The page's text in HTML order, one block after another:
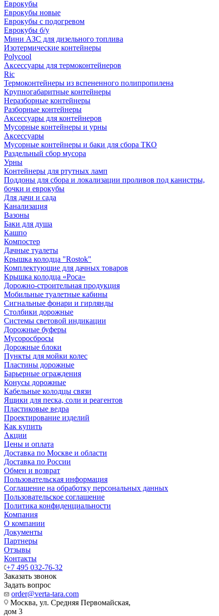
Еврокубы
Еврокубы новые
Еврокубы с подогревом
Еврокубы б/у
Мини АЗС для дизельного топлива
Изотермические контейнеры
Polycool
Аксессуары для термоконтейнеров
Ric
Термоконтейнеры из вспененного полипропилена
Крупногабаритные контейнеры
Неразборные контейнеры
Разборные контейнеры
Аксессуары для контейнеров
Мусорные контейнеры и урны
Аксессуары
Мусорные контейнеры и баки для сбора ТКО
Раздельный сбор мусора
Урны
Контейнеры для ртутных ламп
Поддоны для сбора и локализации проливов под канистры,
бочки и еврокубы
Для дачи и сада
Канализация
Вазоны
Баки для душа
Кашпо
Компостер
Дачные туалеты
Крышка колодца "Rostok"
Комплектующие для дачных товаров
Крышка колодца «Роса»
Дорожно-строительная продукция
Мобильные туалетные кабины
Сигнальные фонари и гирлянды
Столбики дорожные
Системы световой индикации
Дорожные буферы
Мусоросбросы
Дорожные блоки
Пункты для мойки колес
Пластины дорожные
Барьерные ограждения
Конусы дорожные
Кабельные колодцы связи
Ящики для песка, соли и реагентов
Пластиковые ведра
Проектирование изделий
Как купить
Акции
Цены и оплата
Доставка по Москве и области
Доставка по России
Обмен и возврат
Пользовательская информация
Соглашение на обработку персональных данных
Пользовательское соглашение
Политика конфиденциальности
Компания
О компании
Документы
Партнеры
Отзывы
Контакты
+7 495 032-76-32
Заказать звонок
Задать вопрос
order@verta-tara.com
Москва, ул. Средняя Первомайская,
дом 3